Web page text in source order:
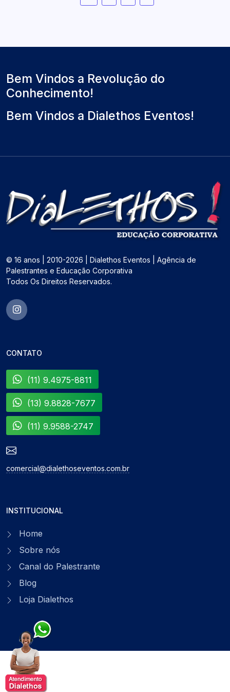
Bem Vindos a Revolução do
Conhecimento!
Bem Vindos a Dialethos Eventos!
© 16 anos | 2010-2026 | Dialethos Eventos | Agência de
Palestrantes e Educação Corporativa
Todos Os Direitos Reservados.
CONTATO
(11) 9.4975-8811
(13) 9.8828-7677
(11) 9.9588-2747
comercial@dialethoseventos.com.br
INSTITUCIONAL
Home
Sobre nós
Canal do Palestrante
Blog
Loja Dialethos